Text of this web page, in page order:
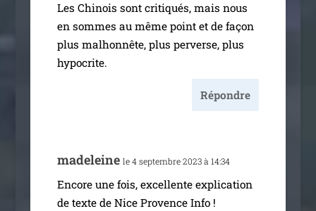
Les Chinois sont cri­ti­qués, mais nous
en sommes au même point et de façon
plus mal­hon­nête, plus per­verse, plus
hypocrite.
Répondre
made­leine le 4 sep­tembre 2023 à 14:34
Encore une fois, excel­lente expli­ca­tion
de texte de Nice Provence Info !